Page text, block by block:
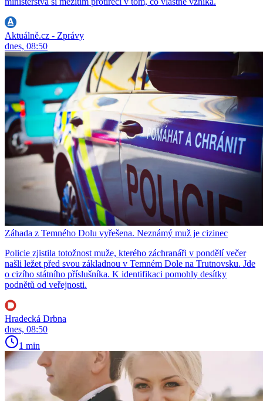
Aktuálně.cz - Zprávy
dnes, 08:50
Záhada z Temného Dolu vyřešena. Neznámý muž je cizinec
Policie zjistila totožnost muže, kterého záchranáři v pondělí večer
našli ležet před svou základnou v Temném Dole na Trutnovsku. Jde
o cizího státního příslušníka. K identifikaci pomohly desítky
podnětů od veřejnosti.
Hradecká Drbna
dnes, 08:50
1 min